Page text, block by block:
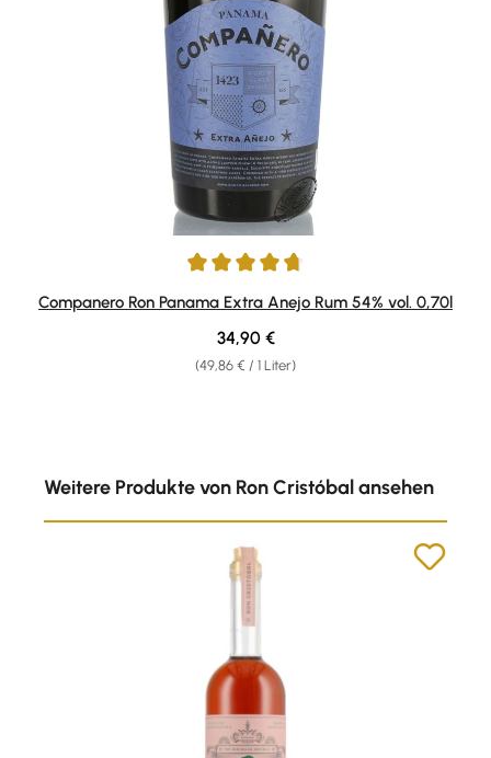
Durchschnittliche Bewertung von 4.82 von 5 Sternen
Companero Ron Panama Extra Anejo Rum 54% vol. 0,70l
(49,86 € / 1 Liter)
Regulärer Preis:
34,90 €
Weitere Produkte von Ron Cristóbal ansehen